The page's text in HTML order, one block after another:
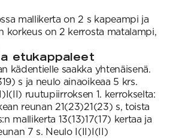
mallikerta on 2 s kapeampi ja
korkeus on 2 kerrosta matalampi,
etukappaleet
kädentielle saakka yhtenäisenä.
s ja neulo ainaoikeaa 5 krs.
ruutupiirroksen 1. kerrokselta:
reunan 21(23)21(23) s, toista
mallikerta 13(13)17(17) kertaa ja
7 s. Neulo I(II)I(II)